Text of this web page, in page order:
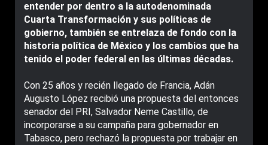
entender por dentro a la autodenominada
Cuarta Transformación y sus políticas de
gobierno, también se entrelaza de fondo con la
historia política de México y los cambios que ha
tenido el poder federal en las últimas décadas.
Con 25 años y recién llegado de Francia, Adán
Augusto López recibió una propuesta del entonces
senador del PRI, Salvador Neme Castillo, de
incorporarse a su campaña para gobernador en
Tabasco, pero rechazó la propuesta por trabajar en